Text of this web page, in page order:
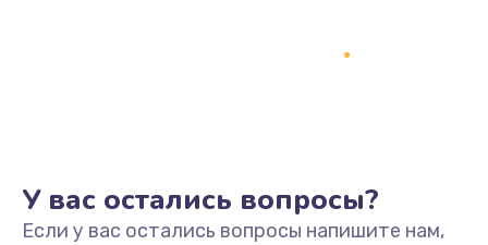
У вас остались вопросы?
Если у вас остались вопросы напишите нам,